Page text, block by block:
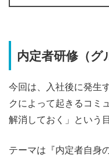
内定者研修（グ
今回は、入社後に発生
クによって起きるコミ
解消しておく」という
テーマは『内定者自身